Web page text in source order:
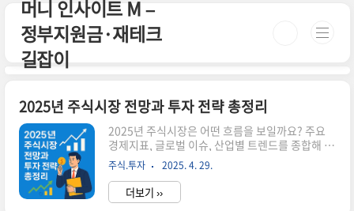
본문 바로가기
머니 인사이트 M –
정부지원금·재테크
길잡이
2025년 주식시장 전망과 투자 전략 총정리
2025년 주식시장은 어떤 흐름을 보일까요? 주요
경제지표, 글로벌 이슈, 산업별 트렌드를 종합해 투
자 전략을 세워보세요. 이번 포스팅에서는 2025년
주식시장에 영향을 줄 요소들과 대응 방법을 한눈
에 정리했습니다.✅ 2025년 주식시장 전망 요약미
국 금리 정책: 금리 인하 가능성 → 성장주에 긍정
주식.투자 2025. 4. 29.
더보기 ››